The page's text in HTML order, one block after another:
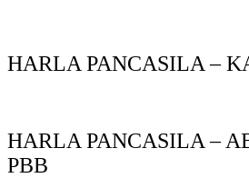
HARLA PANCASILA –
HARLA PANCASILA –
PBB